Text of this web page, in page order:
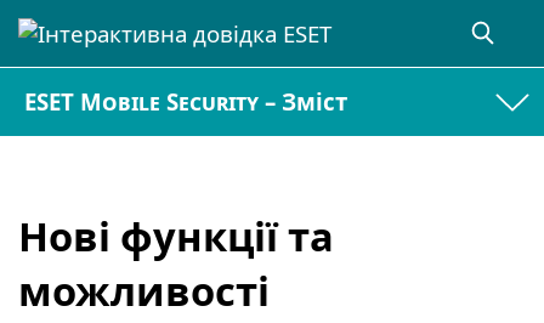
ESET Mobile Security – Зміст
Нові функції та
можливості